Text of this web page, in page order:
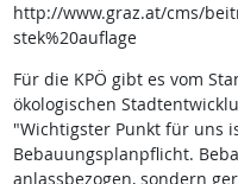
http://www.graz.at/cms/
stek%20auflage
Für die KPÖ gibt es vom
ökologischen
"Wichtigster Punkt für uns
Bebauungsplanpflicht.
anlassbezogen, sondern